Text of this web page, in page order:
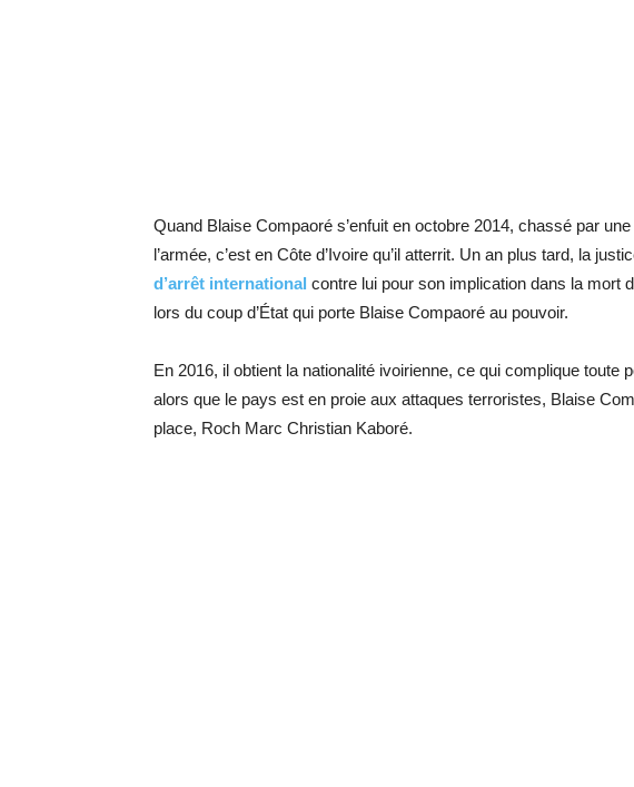
Quand Blaise Compaoré s’enfuit en octobre 2014, chassé par
l’armée, c’est en Côte d’Ivoire qu’il atterrit. Un an plus tard, la
d’arrêt international contre lui pour son implication dans la mort
lors du coup d’État qui porte Blaise Compaoré au pouvoir.
En 2016, il obtient la nationalité ivoirienne, ce qui complique toute
alors que le pays est en proie aux attaques terroristes, Blaise
place, Roch Marc Christian Kaboré.